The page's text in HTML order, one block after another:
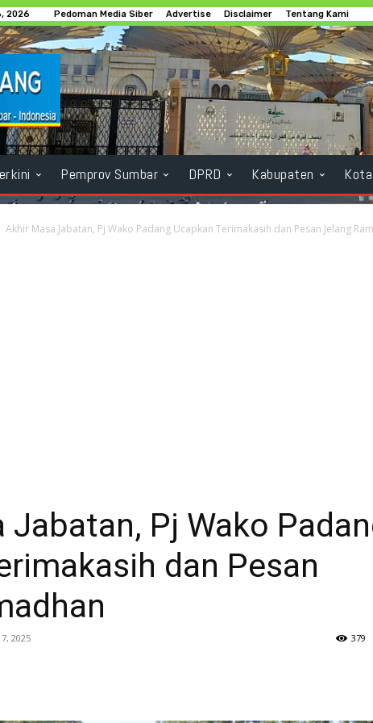
2026 Pedoman Media Siber Advertise Disclaimer Tentang Kami
Pemprov Sumbar DPRD Kabupaten Kota
Akhir Masa Jabatan, Pj Wako Padang Ucapkan Terimakasih dan Pesan Jelang
Jabatan, Pj Wako
dan Pesan
2025 379